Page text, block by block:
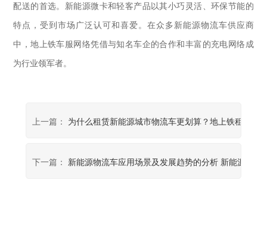
配送的首选。新能源微卡和轻客产品以其小巧灵活、环保节能的
特点，受到市场广泛认可和喜爱。在众多新能源物流车供应商
中，地上铁车服网络凭借与知名车企的合作和丰富的充电网络成
为行业领军者。
上一篇： 为什么租赁新能源城市物流车更划算？地上铁租车价
下一篇： 新能源物流车应用场景及发展趋势的分析 新能源物流